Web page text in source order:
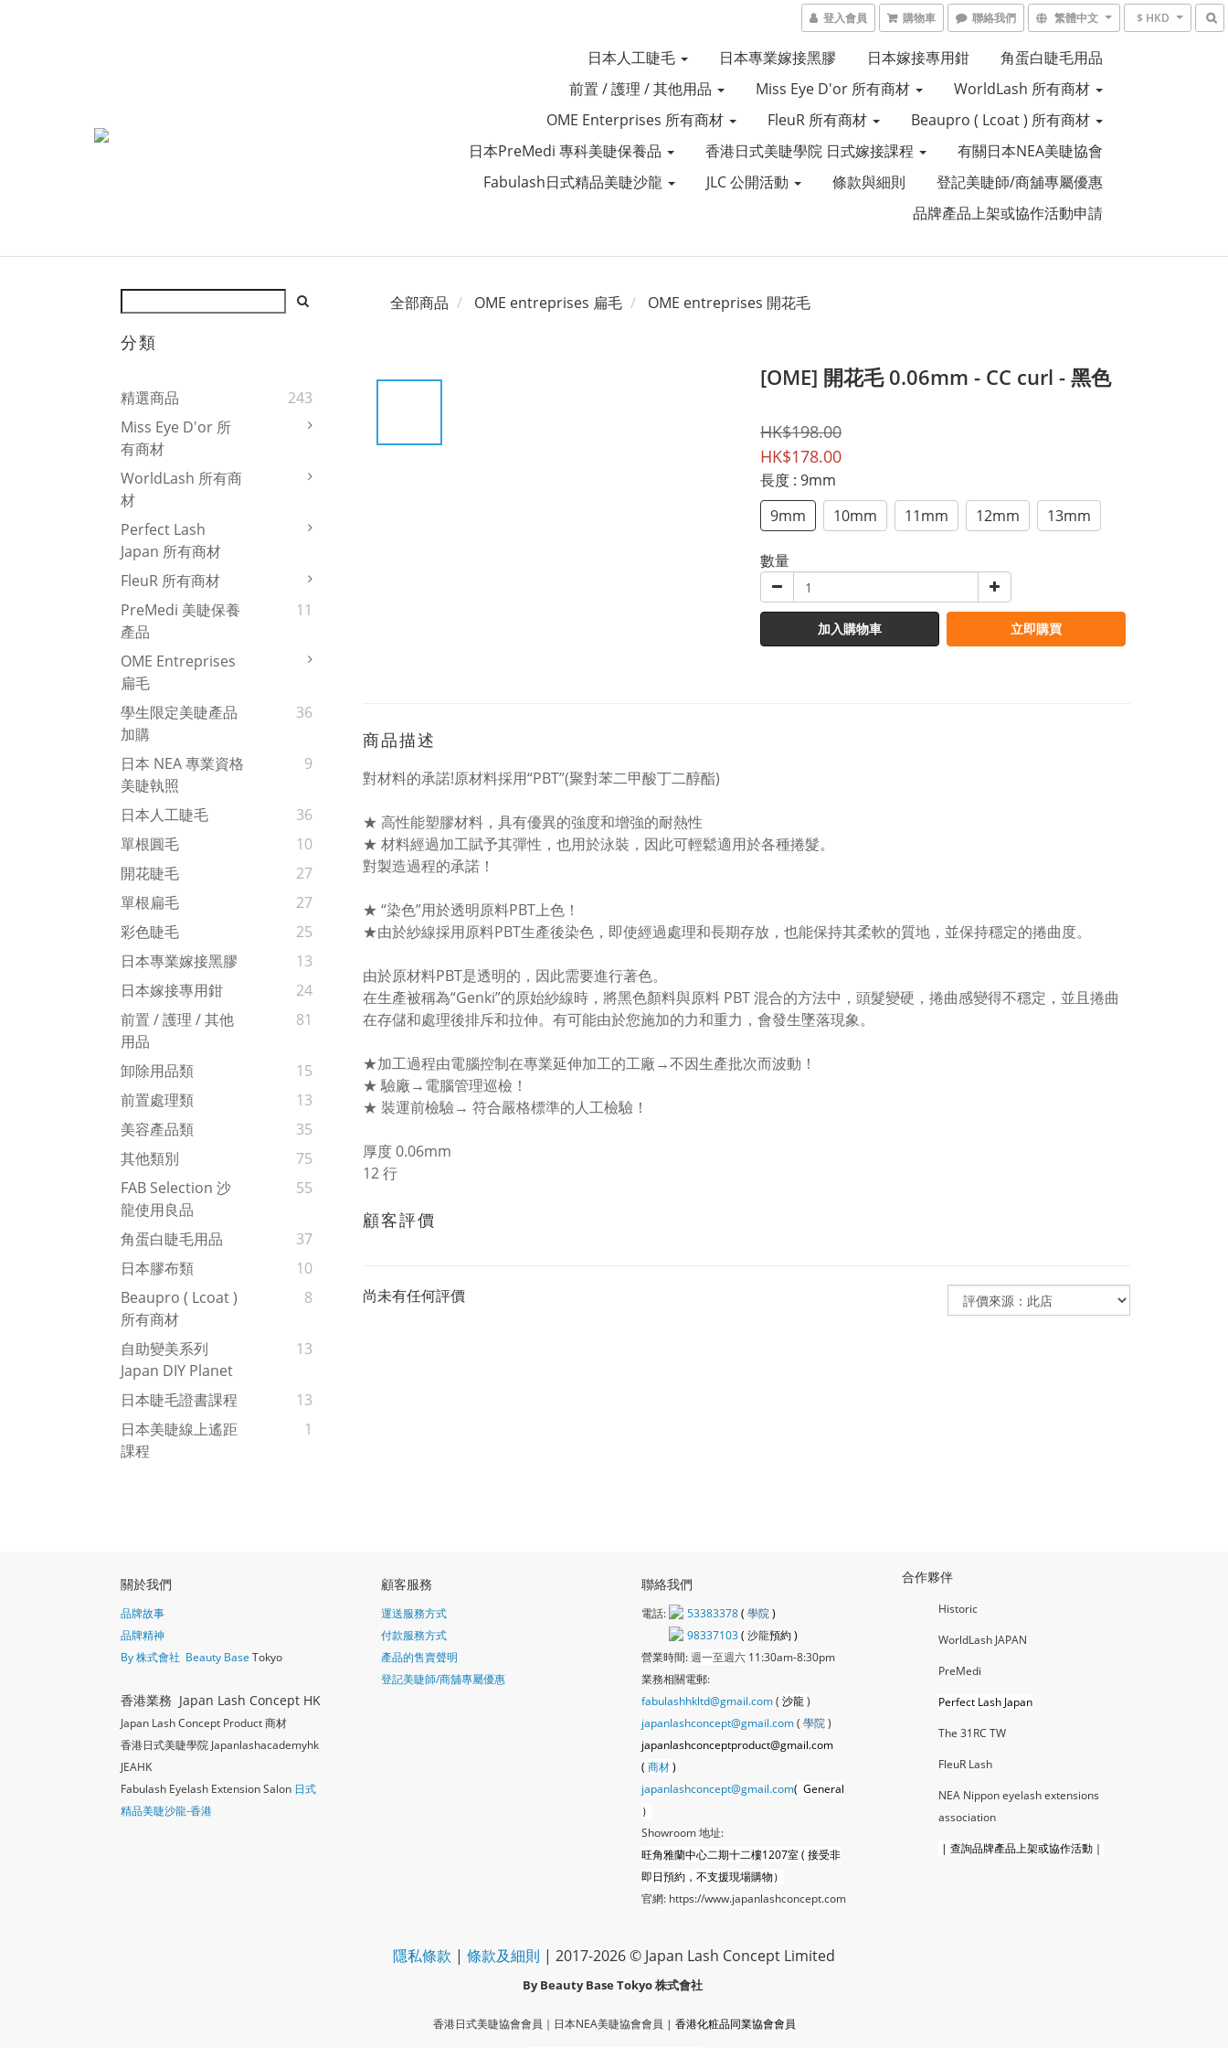
登入會員 購物車 聯絡我們 繁體中文 $ HKD
日本人工睫毛 日本專業嫁接黑膠 日本嫁接專用鉗
角蛋白睫毛用品
前置 / 護理 / 其他用品
Miss Eye D'or 所有商材
WorldLash 所有商材
OME Enterprises 所有商材
FleuR 所有商材
Beaupro ( Lcoat ) 所有商材
日本PreMedi 專科美睫保養品
香港日式美睫學院 日式嫁接課程
有關日本NEA美睫協會
Fabulash日式精品美睫沙龍
JLC 公開活動 條款與細則
登記美睫師/商舖專屬優惠
品牌產品上架或協作活動申請
分類
精選商品
243
Miss Eye D'or 所
有商材
WorldLash 所有商
材
Perfect Lash
Japan 所有商材
FleuR 所有商材
PreMedi 美睫保養
產品
11
OME Entreprises
扁毛
學生限定美睫產品
加購
36
日本 NEA 專業資格
美睫執照
9
日本人工睫毛
36
單根圓毛
10
開花睫毛
27
單根扁毛
27
彩色睫毛
25
日本專業嫁接黑膠
13
日本嫁接專用鉗
24
前置 / 護理 / 其他
用品
81
卸除用品類
15
前置處理類
13
美容產品類
35
其他類別
75
FAB Selection 沙
龍使用良品
55
角蛋白睫毛用品
37
日本膠布類
10
Beaupro ( Lcoat )
所有商材
8
自助變美系列
Japan DIY Planet
13
日本睫毛證書課程
13
日本美睫線上遙距
課程
1
全部商品 OME entreprises 扁毛 OME entreprises 開花毛
[OME] 開花毛 0.06mm - CC curl - 黑色
HK$198.00
HK$178.00
長度 : 9mm
9mm
10mm 11mm 12mm 13mm
數量
加入購物車 立即購買
商品描述
對材料的承諾!原材料採用“PBT”(聚對苯二甲酸丁二醇酯)
★ 高性能塑膠材料，具有優異的強度和增強的耐熱性
★ 材料經過加工賦予其彈性，也用於泳裝，因此可輕鬆適用於各種捲髮。
對製造過程的承諾！
★ “染色”用於透明原料PBT上色！
★由於紗線採用原料PBT生產後染色，即使經過處理和長期存放，也能保持其柔軟的質地，並保持穩定的捲曲度。
由於原材料PBT是透明的，因此需要進行著色。
在生產被稱為“Genki”的原始紗線時，將黑色顏料與原料 PBT 混合的方法中，頭髮變硬，捲曲感變得不穩定，並且捲曲
在存儲和處理後排斥和拉伸。有可能由於您施加的力和重力，會發生墜落現象。
★加工過程由電腦控制在專業延伸加工的工廠→不因生產批次而波動！
★ 驗廠→電腦管理巡檢！
★ 裝運前檢驗→ 符合嚴格標準的人工檢驗！
厚度 0.06mm
12 行
顧客評價
尚未有任何評價
關於我們
品牌故事
品牌精神
By 株式會社 Beauty Base Tokyo
香港業務 Japan Lash Concept HK
Japan Lash Concept Product 商材
香港日式美睫學院 Japanlashacademyhk
JEAHK
Fabulash Eyelash Extension Salon 日式
精品美睫沙龍-香港
顧客服務
運送服務方式
付款服務方式
產品的售賣聲明
登記美睫師/商舖專屬優惠
聯絡我們
電話: 53383378( 學院)
98337103( 沙龍預約 )
營業時間:週一至週六 11:30am-8:30pm
業務相關電郵:
fabulashhkltd@gmail.com( 沙龍)
japanlashconcept@gmail.com( 學院)
japanlashconceptproduct@gmail.com
( 商材)
japanlashconcept@gmail.com( General
）
Showroom 地址:
旺角雅蘭中心二期十二樓1207室 ( 接受非
即日預約，不支援現場購物）
官網: https://www.japanlashconcept.com
合作夥伴
Historic
WorldLash JAPAN
PreMedi
Perfect Lash Japan
The 31RC TW
FleuR Lash
NEA Nippon eyelash extensions
association
| 查詢品牌產品上架或協作活動｜
隱私條款 | 條款及細則 | 2017-2026 © Japan Lash Concept Limited
By Beauty Base Tokyo株式會社
香港日式美睫協會會員｜ 日本NEA美睫協會會員 | 香港化粧品同業協會會員